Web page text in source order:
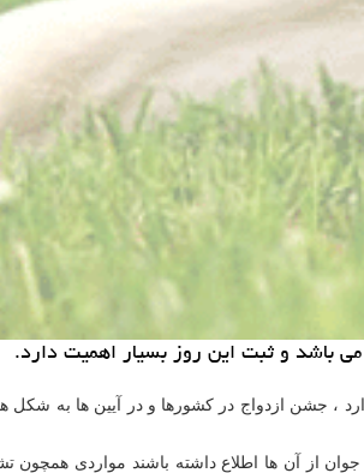
باشد و ثبت این روز بسیار اهمیت دارد.
، جشن ازدواج در کشورها و در آیین ها به
جوان از آن ها اطلاع داشته باشند مواردی